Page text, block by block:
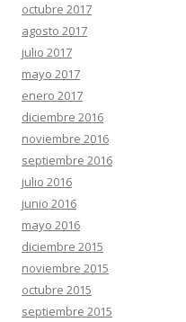
octubre 2017
agosto 2017
julio 2017
mayo 2017
enero 2017
diciembre 2016
noviembre 2016
septiembre 2016
julio 2016
junio 2016
mayo 2016
diciembre 2015
noviembre 2015
octubre 2015
septiembre 2015